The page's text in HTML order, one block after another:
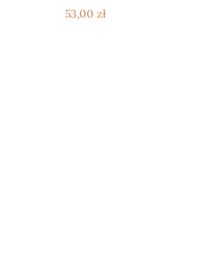
53,00 zł